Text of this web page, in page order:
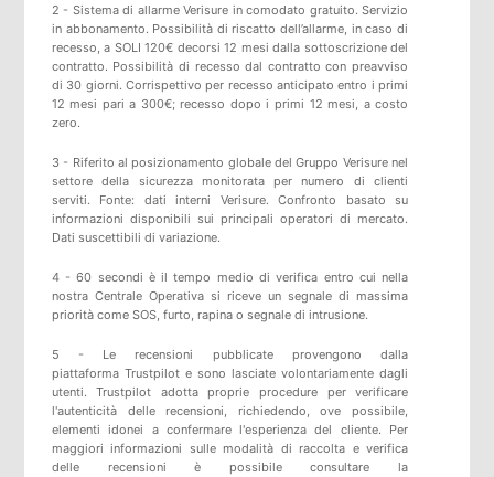
2 - Sistema di allarme Verisure in comodato gratuito. Servizio
in abbonamento. Possibilità di riscatto dell’allarme, in caso di
recesso, a SOLI 120€ decorsi 12 mesi dalla sottoscrizione del
contratto. Possibilità di recesso dal contratto con preavviso
di 30 giorni. Corrispettivo per recesso anticipato entro i primi
12 mesi pari a 300€; recesso dopo i primi 12 mesi, a costo
zero.
3 - Riferito al posizionamento globale del Gruppo Verisure nel
settore della sicurezza monitorata per numero di clienti
serviti. Fonte: dati interni Verisure. Confronto basato su
informazioni disponibili sui principali operatori di mercato.
Dati suscettibili di variazione.
4 - 60 secondi è il tempo medio di verifica entro cui nella
nostra Centrale Operativa si riceve un segnale di massima
priorità come SOS, furto, rapina o segnale di intrusione.
5 - Le recensioni pubblicate provengono dalla
piattaforma Trustpilote sono lasciate volontariamente dagli
utenti.Trustpilot adotta proprie procedure per verificare
l'autenticità delle recensioni, richiedendo, ove possibile,
elementi idonei a confermare l'esperienza del cliente. Per
maggiori informazioni sulle modalità di raccolta e verifica
delle recensioni è possibile consultarela